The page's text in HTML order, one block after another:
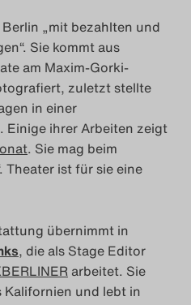
Blog
Blog
Blog
Blog
„mit bezahlten und
Sie kommt aus
am Maxim-Gorki-
zuletzt stellte
in einer
Einige ihrer Arbeiten zeigt
. Sie mag beim
Theater ist für sie eine
übernimmt in
, die als Stage Editor
arbeitet. Sie
und lebt in